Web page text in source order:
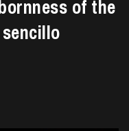
of the